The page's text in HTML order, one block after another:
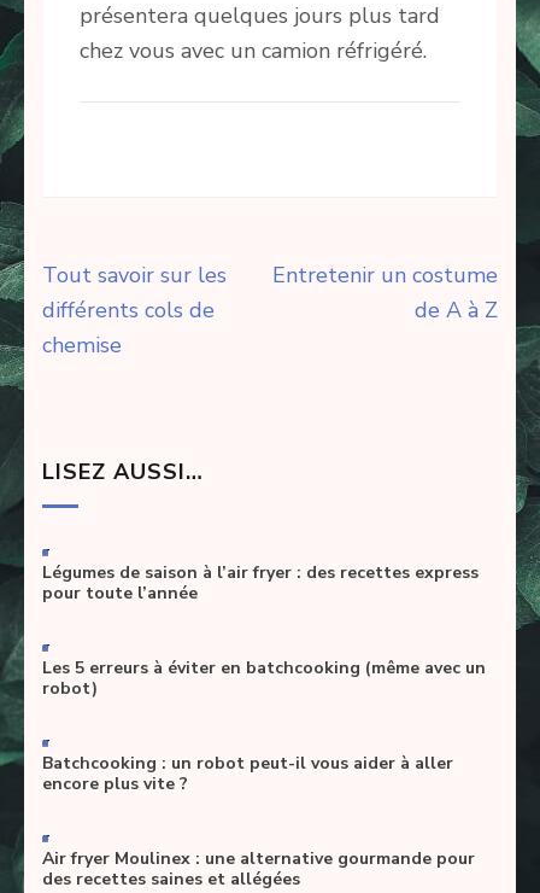
présentera quelques jours plus tard
chez vous avec un camion réfrigéré.
Navigation
de
l’article
Tout savoir sur les
différents cols de
chemise
Entretenir un costume
de A à Z
LISEZ AUSSI…
-
Légumes de saison à l’air fryer : des recettes express
pour toute l’année
-
Les 5 erreurs à éviter en batchcooking (même avec un
robot)
-
Batchcooking : un robot peut-il vous aider à aller
encore plus vite ?
-
Air fryer Moulinex : une alternative gourmande pour
des recettes saines et allégées